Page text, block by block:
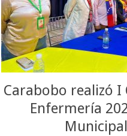
Carabobo realizó I
Enfermería